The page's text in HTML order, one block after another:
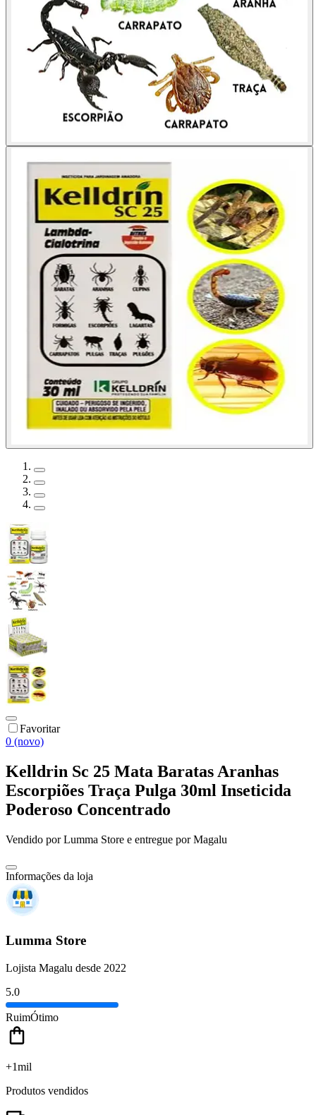
Favoritar
0 (novo)
Kelldrin Sc 25 Mata Baratas Aranhas
Escorpiões Traça Pulga 30ml Inseticida
Poderoso Concentrado
Vendido porLumma Store e entregue por Magalu
Informações da loja
Lumma Store
Lojista Magalu desde 2022
5.0
RuimÓtimo
+1mil
Produtos vendidos